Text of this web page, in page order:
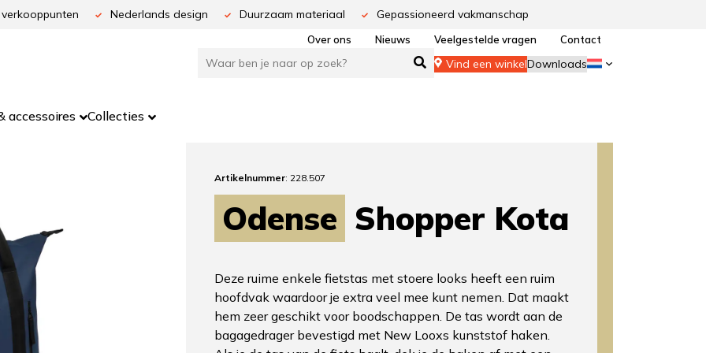
Nederlands design Duurzaam materiaal Gepassioneerd vakmanschap
Over ons Nieuws Veelgestelde vragen Contact
Vind een winkelDownloads
accessoires Collecties
Artikelnummer: 228.507
Odense Shopper Kota
Deze ruime enkele fietstas met stoere looks heeft een ruim
hoofdvak waardoor je extra veel mee kunt nemen. Dat maakt
hem zeer geschikt voor boodschappen. De tas wordt aan de
bagagedrager bevestigd met New Looxs kunststof haken.